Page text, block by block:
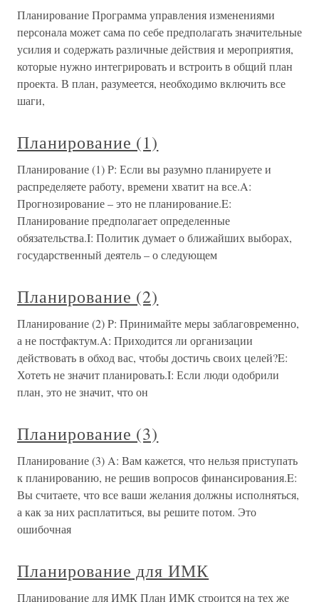
Планирование Программа управления изменениями
персонала может сама по себе предполагать значительные
усилия и содержать различные действия и мероприятия,
которые нужно интегрировать и встроить в общий план
проекта. В план, разумеется, необходимо включить все
шаги,
Планирование (1)
Планирование (1) P: Если вы разумно планируете и
распределяете работу, времени хватит на все.A:
Прогнозирование – это не планирование.E:
Планирование предполагает определенные
обязательства.I: Политик думает о ближайших выборах,
государственный деятель – о следующем
Планирование (2)
Планирование (2) P: Принимайте меры заблаговременно,
а не постфактум.A: Приходится ли организации
действовать в обход вас, чтобы достичь своих целей?E:
Хотеть не значит планировать.I: Если люди одобрили
план, это не значит, что он
Планирование (3)
Планирование (3) A: Вам кажется, что нельзя приступать
к планированию, не решив вопросов финансирования.E:
Вы считаете, что все ваши желания должны исполняться,
а как за них расплатиться, вы решите потом. Это
ошибочная
Планирование для ИМК
Планирование для ИМК План ИМК строится на тех же